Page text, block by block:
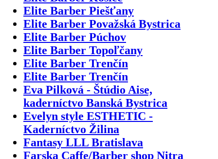
Elite Barber Piešťany
Elite Barber Považská Bystrica
Elite Barber Púchov
Elite Barber Topoľčany
Elite Barber Trenčín
Elite Barber Trenčín
Eva Pilková - Štúdio Aise,
kaderníctvo Banská Bystrica
Evelyn style ESTHETIC -
Kaderníctvo Žilina
Fantasy LLL Bratislava
Farska Caffe/Barber shop Nitra